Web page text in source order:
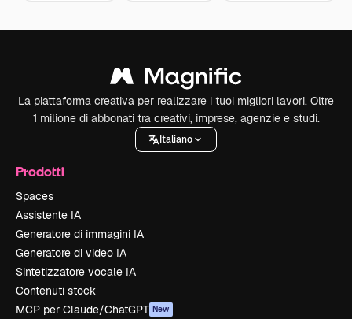
La piattaforma creativa per realizzare i tuoi migliori lavori. Oltre
1 milione di abbonati tra creativi, imprese, agenzie e studi.
Italiano
Prodotti
Spaces
Assistente IA
Generatore di immagini IA
Generatore di video IA
Sintetizzatore vocale IA
Contenuti stock
MCP per Claude/ChatGPT New